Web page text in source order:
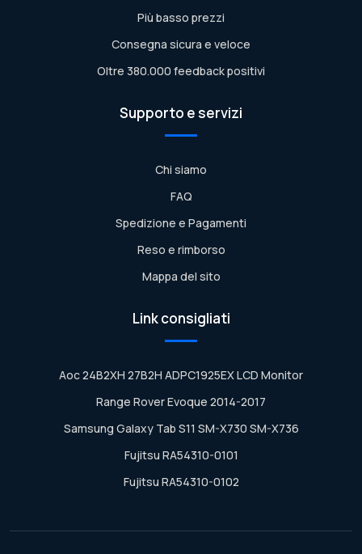
Più basso prezzi
Consegna sicura e veloce
Oltre 380.000 feedback positivi
Supporto e servizi
Chi siamo
FAQ
Spedizione e Pagamenti
Reso e rimborso
Mappa del sito
Link consigliati
Aoc 24B2XH 27B2H ADPC1925EX LCD Monitor
Range Rover Evoque 2014-2017
Samsung Galaxy Tab S11 SM-X730 SM-X736
Fujitsu RA54310-0101
Fujitsu RA54310-0102